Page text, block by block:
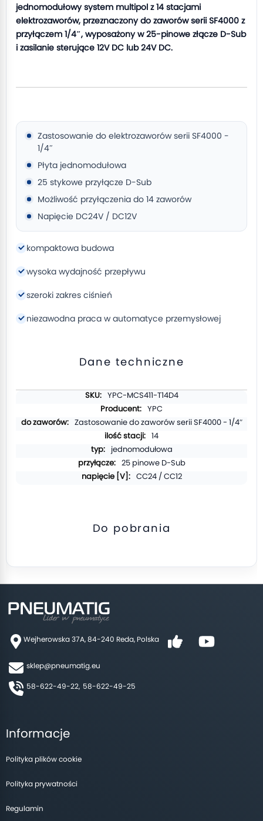
jednomodułowy system multipol z 14 stacjami
elektrozaworów, przeznaczony do zaworów serii SF4000 z
przyłączem 1/4″, wyposażony w 25-pinowe złącze D-Sub
i zasilanie sterujące 12V DC lub 24V DC.
Zastosowanie do elektrozaworów serii SF4000 -
1/4″
Płyta jednomodułowa
25 stykowe przyłącze D-Sub
Możliwość przyłączenia do 14 zaworów
Napięcie DC24V / DC12V
kompaktowa budowa
wysoka wydajność przepływu
szeroki zakres ciśnień
niezawodna praca w automatyce przemysłowej
Dane techniczne
YPC-MCS411-T14D4
YPC
Zastosowanie do zaworów serii SF4000 - 1/4″
14
jednomodułowa
25 pinowe D-Sub
CC24 / CC12
Do pobrania
Wejherowska 37A, 84-240 Reda, Polska
sklep@pneumatig.eu
58-622-49-22, 58-622-49-25
Informacje
Polityka plików cookie
Polityka prywatności
Regulamin